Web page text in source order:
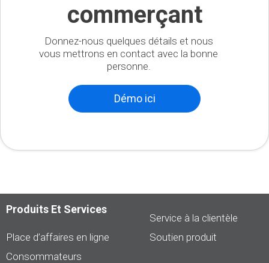
commerçant
Donnez-nous quelques détails et nous
vous mettrons en contact avec la bonne
personne.
Démo ici
Produits Et Services
Place d’affaires en ligne
Consommateurs
Service à la clientèle
Soutien produit